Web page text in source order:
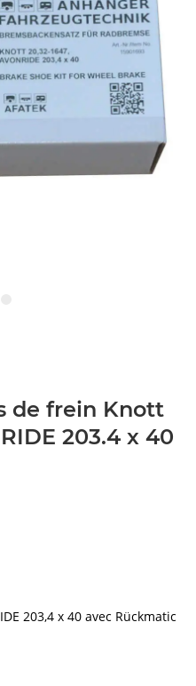
de frein Knott
203.4 x 40
203,4 x 40 avec Rückmatic